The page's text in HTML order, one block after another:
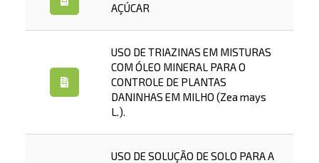
AÇÚCAR
USO DE TRIAZINAS EM MISTURAS
COM ÓLEO MINERAL PARA O
CONTROLE DE PLANTAS
DANINHAS EM MILHO (Zea mays
L.).
USO DE SOLUÇÃO DE SOLO PARA A